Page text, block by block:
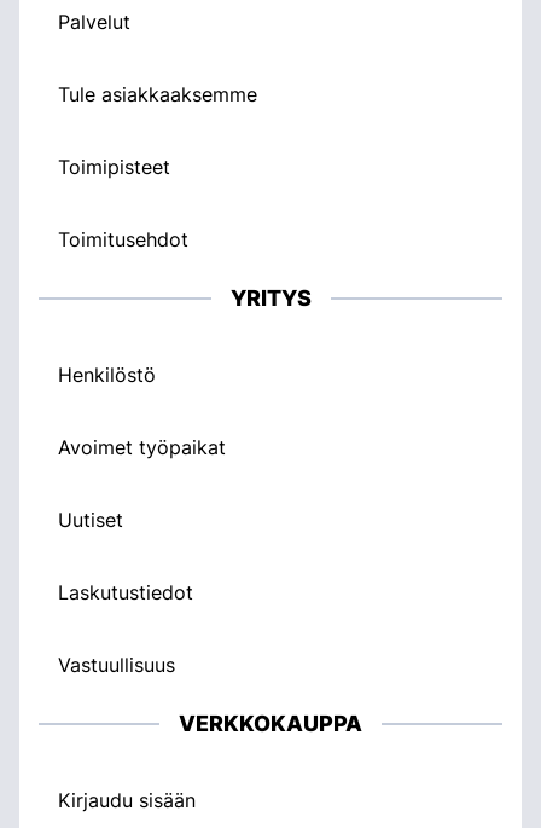
Palvelut
Tule asiakkaaksemme
Toimipisteet
Toimitusehdot
YRITYS
Henkilöstö
Avoimet työpaikat
Uutiset
Laskutustiedot
Vastuullisuus
VERKKOKAUPPA
Kirjaudu sisään